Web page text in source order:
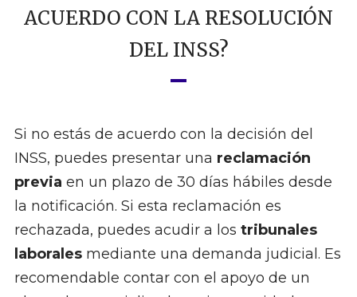
ACUERDO CON LA RESOLUCIÓN
DEL INSS?
Si no estás de acuerdo con la decisión del
INSS, puedes presentar una reclamación
previa en un plazo de 30 días hábiles desde
la notificación. Si esta reclamación es
rechazada, puedes acudir a los tribunales
laboralesmediante una demanda judicial. Es
recomendable contar con el apoyo de un